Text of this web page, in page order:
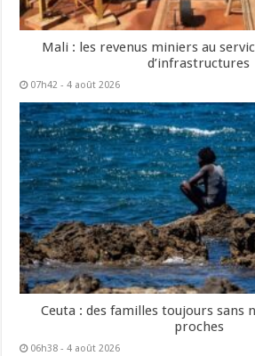
Mali : les revenus miniers au
d’infrastructures
07h42 - 4 août 2026
Ceuta : des familles toujours sans
proches
06h38 - 4 août 2026